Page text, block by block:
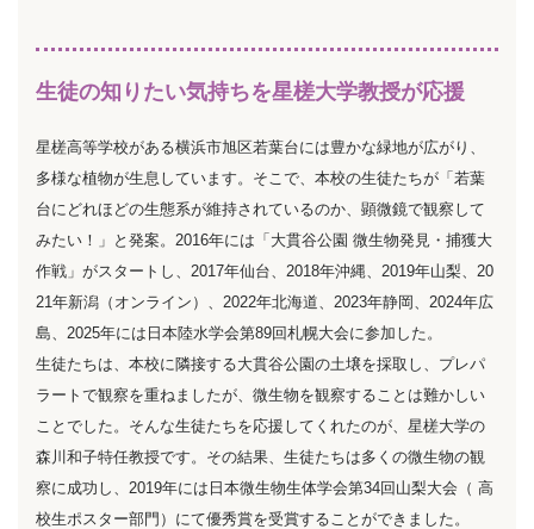
生徒の知りたい気持ちを星槎大学教授が応援
星槎高等学校がある横浜市旭区若葉台には豊かな緑地が広がり、
多様な植物が生息しています。そこで、本校の生徒たちが「若葉
台にどれほどの生態系が維持されているのか、顕微鏡で観察して
みたい！」と発案。2016年には「大貫谷公園 微生物発見・捕獲大
作戦」がスタートし、2017年仙台、2018年沖縄、2019年山梨、20
21年新潟（オンライン）、2022年北海道、2023年静岡、2024年広
島、2025年には日本陸水学会第89回札幌大会に参加した。
生徒たちは、本校に隣接する大貫谷公園の土壌を採取し、プレパ
ラートで観察を重ねましたが、微生物を観察することは難かしい
ことでした。そんな生徒たちを応援してくれたのが、星槎大学の
森川和子特任教授です。その結果、生徒たちは多くの微生物の観
察に成功し、2019年には日本微生物生体学会第34回山梨大会（ 高
校生ポスター部門）にて優秀賞を受賞することができました。